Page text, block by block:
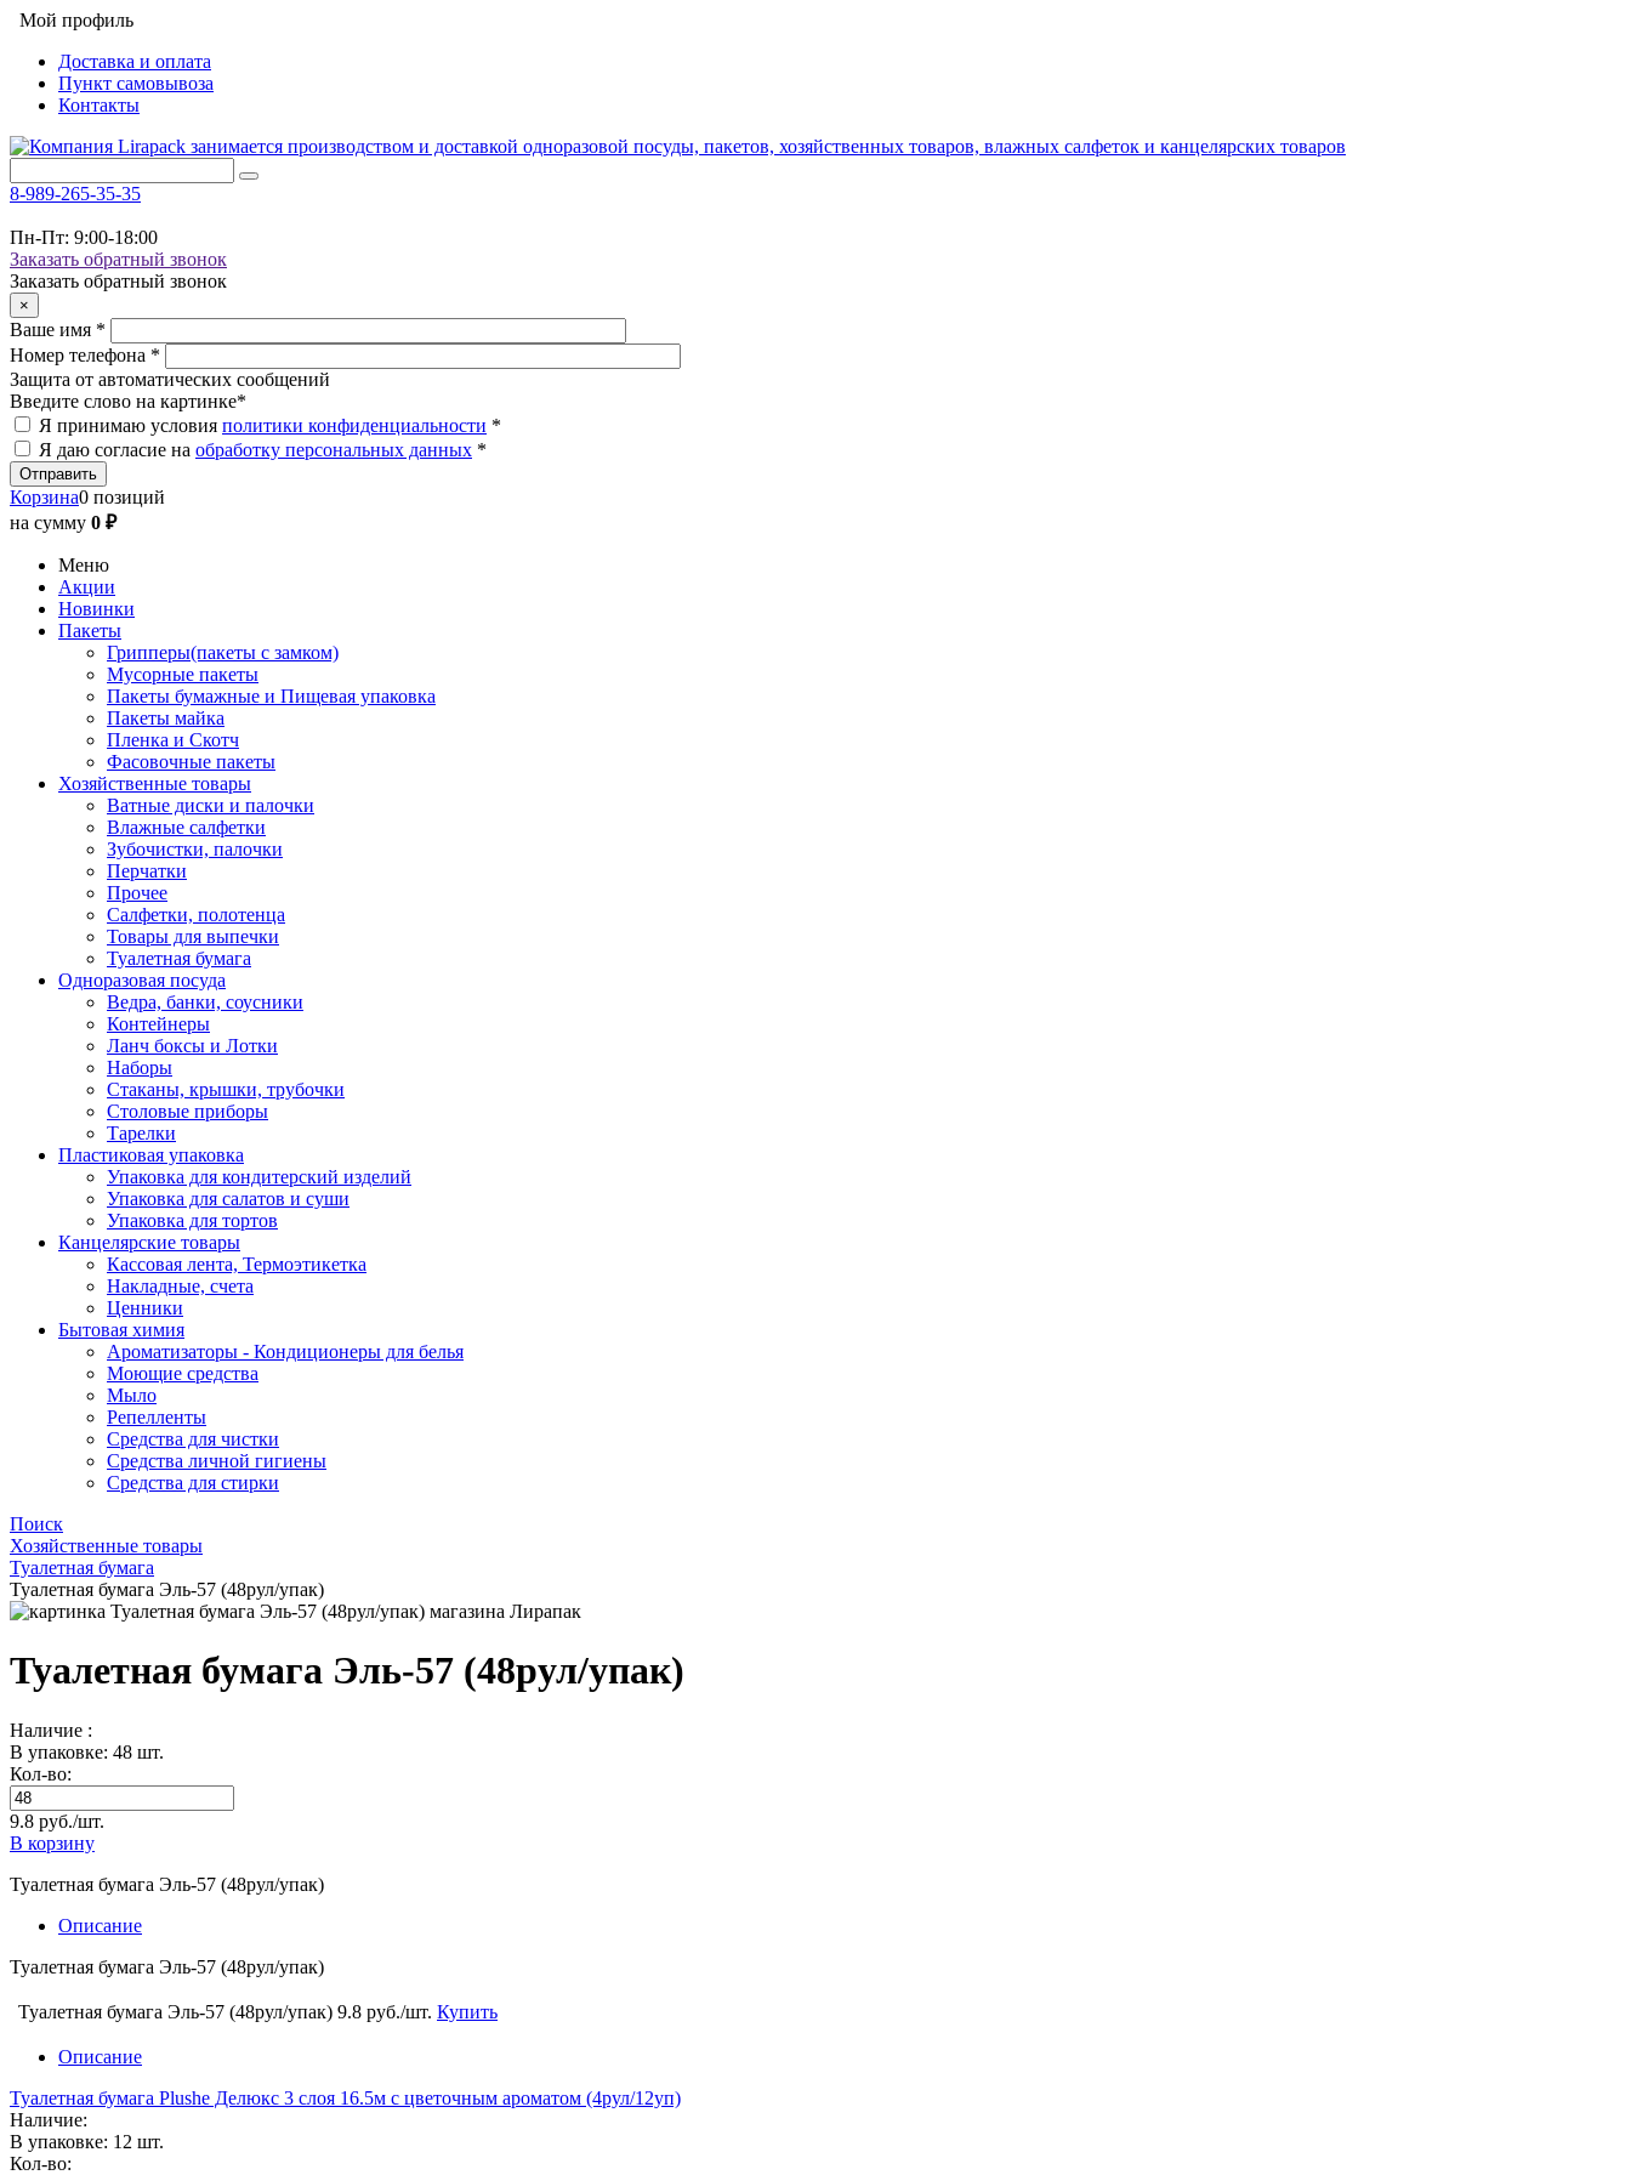
Мой профиль
Доставка и оплата
Пункт самовывоза
Контакты
8-989-265-35-35
Пн-Пт: 9:00-18:00
Заказать обратный звонок
Заказать обратный звонок
×
Ваше имя *
Номер телефона *
Защита от автоматических сообщений
Введите слово на картинке*
Я принимаю условия политики конфиденциальности *
Я даю согласие на обработку персональных данных *
Корзина0 позиций
на сумму 0 ₽
Меню
Акции
Новинки
Пакеты
Грипперы(пакеты с замком)
Мусорные пакеты
Пакеты бумажные и Пищевая упаковка
Пакеты майка
Пленка и Скотч
Фасовочные пакеты
Хозяйственные товары
Ватные диски и палочки
Влажные салфетки
Зубочистки, палочки
Перчатки
Прочее
Салфетки, полотенца
Товары для выпечки
Туалетная бумага
Одноразовая посуда
Ведра, банки, соусники
Контейнеры
Ланч боксы и Лотки
Наборы
Стаканы, крышки, трубочки
Столовые приборы
Тарелки
Пластиковая упаковка
Упаковка для кондитерский изделий
Упаковка для салатов и суши
Упаковка для тортов
Канцелярские товары
Кассовая лента, Термоэтикетка
Накладные, счета
Ценники
Бытовая химия
Ароматизаторы - Кондиционеры для белья
Моющие средства
Мыло
Репелленты
Средства для чистки
Средства личной гигиены
Средства для стирки
Поиск
Хозяйственные товары
Туалетная бумага
Туалетная бумага Эль-57 (48рул/упак)
Туалетная бумага Эль-57 (48рул/упак)
Наличие :
В упаковке: 48 шт.
Кол-во:
9.8 руб./шт.
В корзину
Туалетная бумага Эль-57 (48рул/упак)
Описание
Туалетная бумага Эль-57 (48рул/упак)
Туалетная бумага Эль-57 (48рул/упак) 9.8 руб./шт. Купить
Описание
Туалетная бумага Plushe Делюкс 3 слоя 16.5м c цветочным ароматом (4рул/12уп)
Наличие:
В упаковке: 12 шт.
Кол-во: